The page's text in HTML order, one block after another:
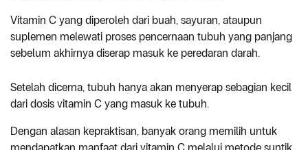
Vitamin C yang diperoleh dari buah, sayuran, ataupun
suplemen melewati proses pencernaan tubuh yang panjang
sebelum akhirnya diserap masuk ke peredaran darah.
Setelah dicerna, tubuh hanya akan menyerap sebagian kecil
dari dosis vitamin C yang masuk ke tubuh.
Dengan alasan kepraktisan, banyak orang memilih untuk